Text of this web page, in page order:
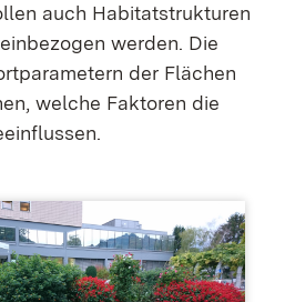
auch Habitatstrukturen
werden. Die
der Flächen
welche Faktoren die